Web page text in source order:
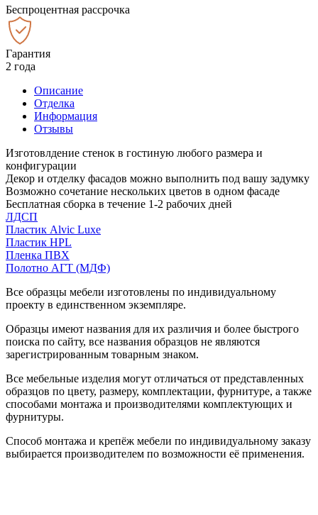
Беспроцентная рассрочка
Гарантия
2 года
Описание
Отделка
Информация
Отзывы
Изготовлдение стенок в гостиную любого размера и
конфигурации
Декор и отделку фасадов можно выполнить под вашу задумку
Возможно сочетание нескольких цветов в одном фасаде
Бесплатная сборка в течение 1-2 рабочих дней
ЛДСП
Пластик Alvic Luxe
Пластик HPL
Пленка ПВХ
Полотно АГТ (МДФ)
Все образцы мебели изготовлены по индивидуальному
проекту в единственном экземпляре.
Образцы имеют названия для их различия и более быстрого
поиска по сайту, все названия образцов не являются
зарегистрированным товарным знаком.
Все мебельные изделия могут отличаться от представленных
образцов по цвету, размеру, комплектации, фурнитуре, а также
способами монтажа и производителями комплектующих и
фурнитуры.
Способ монтажа и крепёж мебели по индивидуальному заказу
выбирается производителем по возможности её применения.